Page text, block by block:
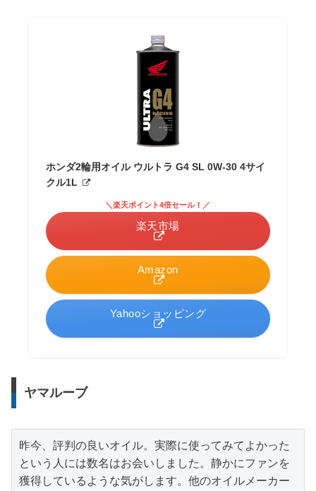
ホンダ2輪用オイル ウルトラ G4 SL 0W-30 4サイ
クル1L
Amazon
＼楽天ポイント4倍セール！／
楽天市場
Yahooショッピング
ヤマルーブ
昨今、評判の良いオイル。実際に使ってみてよかった
という人には数名はお会いしました。静かにファンを
獲得しているような気がします。他のオイルメーカー